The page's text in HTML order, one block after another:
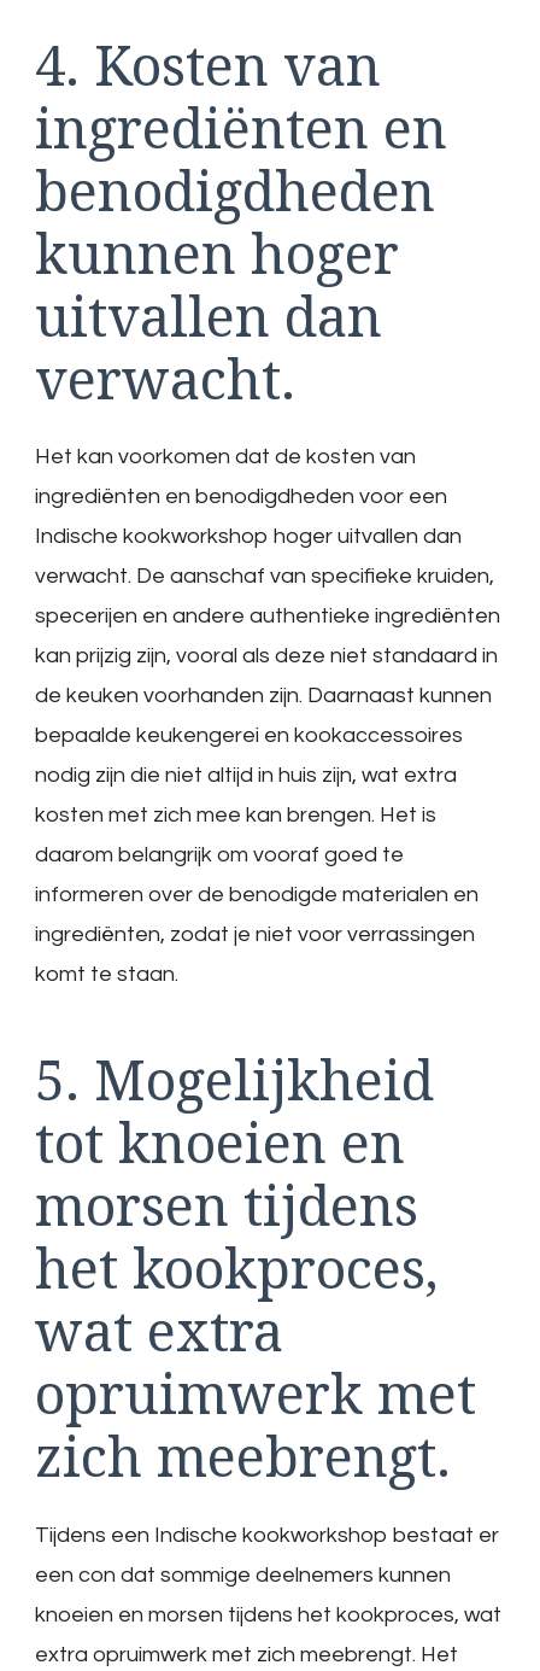
4. Kosten van
ingrediënten en
benodigdheden
kunnen hoger
uitvallen dan
verwacht.
Het kan voorkomen dat de kosten van
ingrediënten en benodigdheden voor een
Indische kookworkshop hoger uitvallen dan
verwacht. De aanschaf van specifieke kruiden,
specerijen en andere authentieke ingrediënten
kan prijzig zijn, vooral als deze niet standaard in
de keuken voorhanden zijn. Daarnaast kunnen
bepaalde keukengerei en kookaccessoires
nodig zijn die niet altijd in huis zijn, wat extra
kosten met zich mee kan brengen. Het is
daarom belangrijk om vooraf goed te
informeren over de benodigde materialen en
ingrediënten, zodat je niet voor verrassingen
komt te staan.
5. Mogelijkheid
tot knoeien en
morsen tijdens
het kookproces,
wat extra
opruimwerk met
zich meebrengt.
Tijdens een Indische kookworkshop bestaat er
een con dat sommige deelnemers kunnen
knoeien en morsen tijdens het kookproces, wat
extra opruimwerk met zich meebrengt. Het